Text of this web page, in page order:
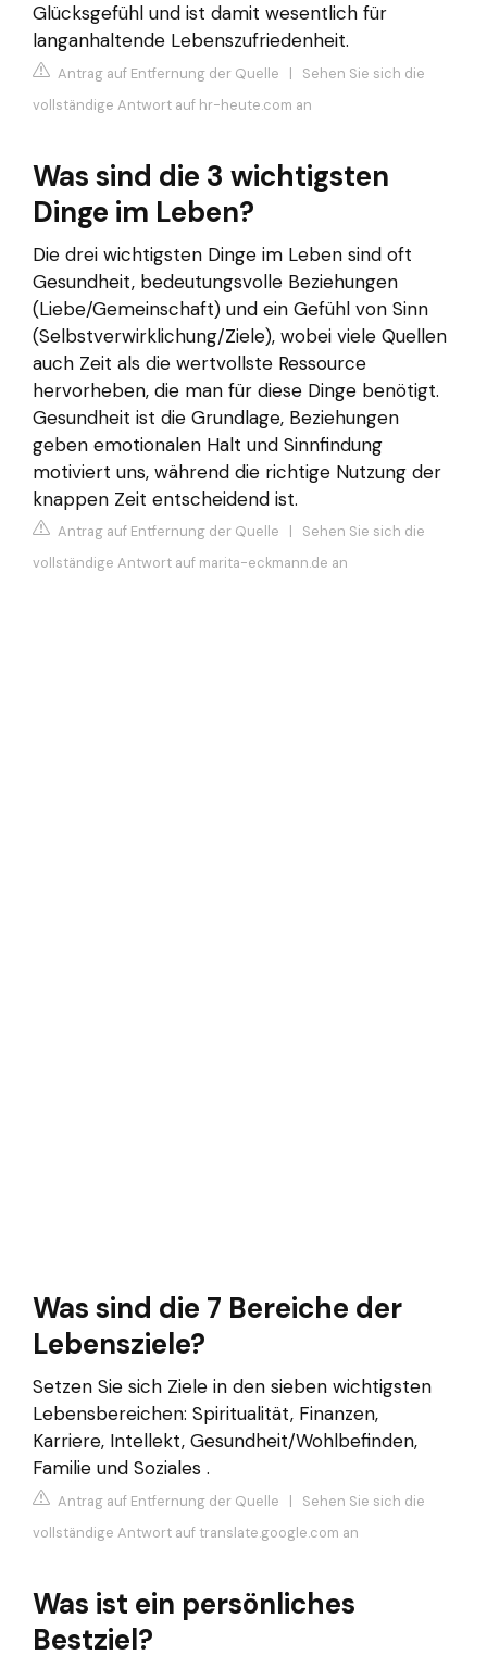
Glücksgefühl und ist damit wesentlich für
langanhaltende Lebenszufriedenheit.
Antrag auf Entfernung der Quelle | Sehen Sie sich die
vollständige Antwort auf hr-heute.com an
Was sind die 3 wichtigsten
Dinge im Leben?
Die drei wichtigsten Dinge im Leben sind oft
Gesundheit, bedeutungsvolle Beziehungen
(Liebe/Gemeinschaft) und ein Gefühl von Sinn
(Selbstverwirklichung/Ziele), wobei viele Quellen
auch Zeit als die wertvollste Ressource
hervorheben, die man für diese Dinge benötigt.
Gesundheit ist die Grundlage, Beziehungen
geben emotionalen Halt und Sinnfindung
motiviert uns, während die richtige Nutzung der
knappen Zeit entscheidend ist.
Antrag auf Entfernung der Quelle | Sehen Sie sich die
vollständige Antwort auf marita-eckmann.de an
Was sind die 7 Bereiche der
Lebensziele?
Setzen Sie sich Ziele in den sieben wichtigsten
Lebensbereichen: Spiritualität, Finanzen,
Karriere, Intellekt, Gesundheit/Wohlbefinden,
Familie und Soziales .
Antrag auf Entfernung der Quelle | Sehen Sie sich die
vollständige Antwort auf translate.google.com an
Was ist ein persönliches
Bestziel?